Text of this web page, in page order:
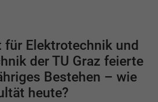
für Elektrotechnik und
der TU Graz feierte
Bestehen – wie
heute?